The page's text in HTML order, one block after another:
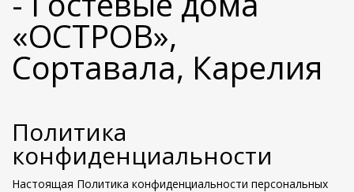
«ОСТРОВ»,
Сортавала, Карелия
Политика
конфиденциальности
Настоящая Политика конфиденциальности персональных